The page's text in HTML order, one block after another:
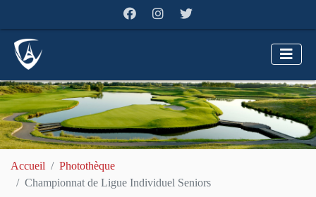
Accueil
Photothèque
Championnat de Ligue Individuel Seniors